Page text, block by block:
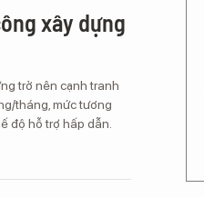
xây dựng
trở nên cạnh tranh
tháng, mức tương
độ hỗ trợ hấp dẫn.